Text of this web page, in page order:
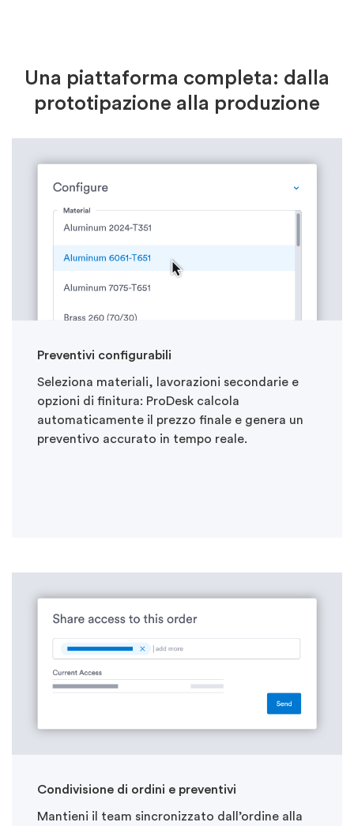
Una piattaforma completa: dalla
prototipazione alla produzione
Preventivi configurabili
Seleziona materiali, lavorazioni secondarie e
opzioni di finitura: ProDesk calcola
automaticamente il prezzo finale e genera un
preventivo accurato in tempo reale.
Condivisione di ordini e preventivi
Mantieni il team sincronizzato dall’ordine alla